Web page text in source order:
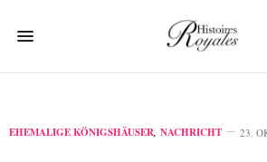
EHEMALIGE KÖNIGSHÄUSER, NACHRICHT 23.